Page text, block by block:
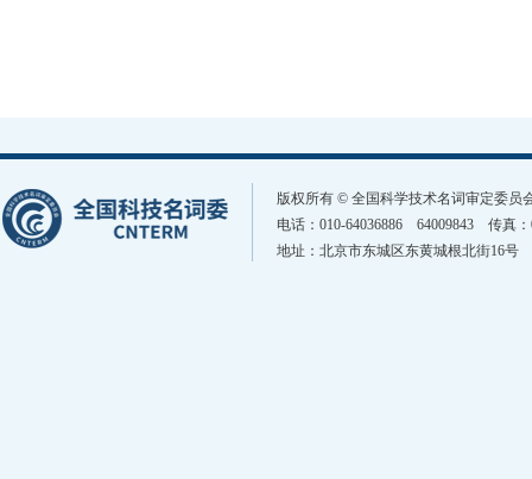
版权所有 © 全国科学技术名词审定委
电话：010-64036886 64009843 传真
地址：北京市东城区东黄城根北街16